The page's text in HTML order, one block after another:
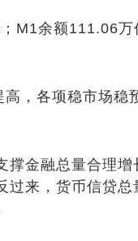
M1余额111.06万
，各项稳市场稳
金融总量合理增
过来，货币信贷总